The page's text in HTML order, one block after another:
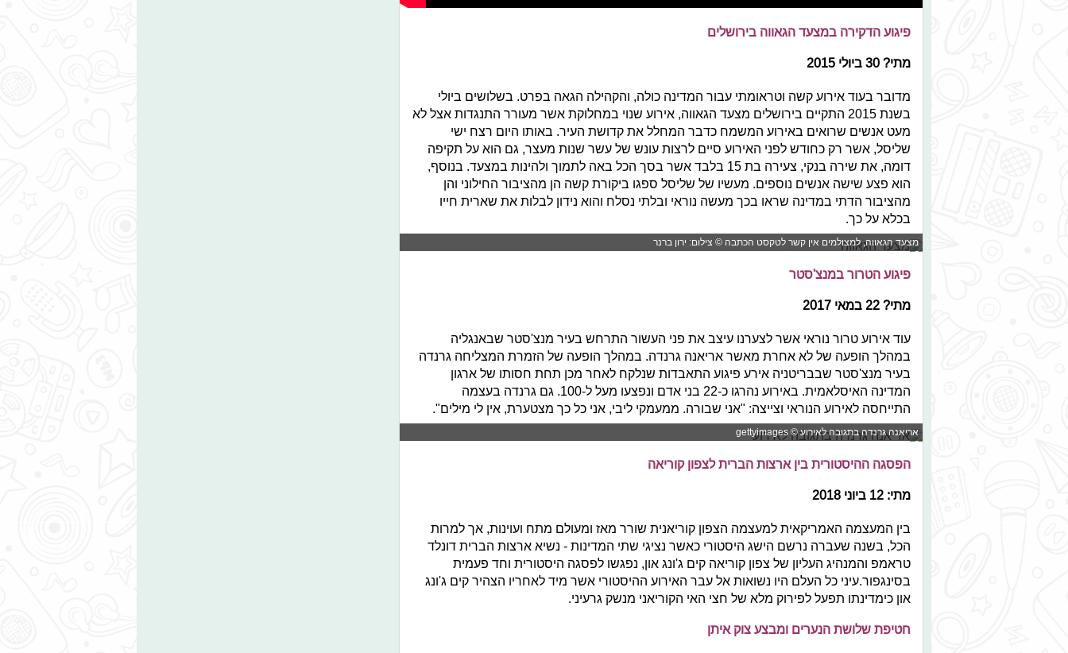
פיגוע הדקירה במצעד הגאווה בירושלים
מתי? 30 ביולי 2015
מדובר בעוד אירוע קשה וטראומתי עבור המדינה כולה, והקהילה הגאה בפרט. בשלושים ביולי
בשנת 2015 התקיים בירושלים מצעד הגאווה, אירוע שנוי במחלוקת אשר מעורר התנגדות אצל לא
מעט אנשים שרואים באירוע המשמח כדבר המחלל את קדושת העיר. באותו היום רצח ישי
שליסל, אשר רק כחודש לפני האירוע סיים לרצות עונש של עשר שנות מעצר, גם הוא על תקיפה
דומה, את שירה בנקי, צעירה בת 15 בלבד אשר בסך הכל באה לתמוך ולהינות במצעד. בנוסף,
הוא פצע שישה אנשים נוספים. מעשיו של שליסל ספגו ביקורת קשה הן מהציבור החילוני והן
מהציבור הדתי במדינה שראו בכך מעשה נוראי ובלתי נסלח והוא נידון לבלות את שארית חייו
בכלא על כך.
מצעד הגאווה, למצולמים אין קשר לטקסט הכתבה © צילום: ירון ברנר
פיגוע הטרור במנצ'סטר
מתי? 22 במאי 2017
עוד אירוע טרור נוראי אשר לצערנו עיצב את פני העשור התרחש בעיר מנצ'סטר שבאנגליה
במהלך הופעה של לא אחרת מאשר אריאנה גרנדה. במהלך הופעה של הזמרת המצליחה גרנדה
בעיר מנצ'סטר שבבריטניה אירע פיגוע התאבדות שנלקח לאחר מכן תחת חסותו של ארגון
המדינה האיסלאמית. באירוע נהרגו כ-22 בני אדם ונפצעו מעל ל-100. גם גרנדה בעצמה
התייחסה לאירוע הנוראי וצייצה: "אני שבורה. ממעמקי ליבי, אני כל כך מצטערת, אין לי מילים".
אריאנה גרנדה בתגובה לאירוע © gettyimages
הפסגה ההיסטורית בין ארצות הברית לצפון קוריאה
מתי: 12 ביוני 2018
בין המעצמה האמריקאית למעצמה הצפון קוריאנית שורר מאז ומעולם מתח ועוינות, אך למרות
הכל, בשנה שעברה נרשם הישג היסטורי כאשר נציגי שתי המדינות - נשיא ארצות הברית דונלד
טראמפ והמנהיג העליון של צפון קוריאה קים ג'ונג און, נפגשו לפסגה היסטורית וחד פעמית
בסינגפור.עיני כל העלם היו נשואות אל עבר האירוע ההיסטורי אשר מיד לאחריו הצהיר קים ג'ונג
און כימדינתו תפעל לפירוק מלא של חצי האי הקוריאני מנשק גרעיני.
חטיפת שלושת הנערים ומבצע צוק איתן